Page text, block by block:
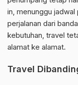
in, menunggu jadwal
perjalanan dari
kebutuhan, travel
alamat ke alamat.
Travel